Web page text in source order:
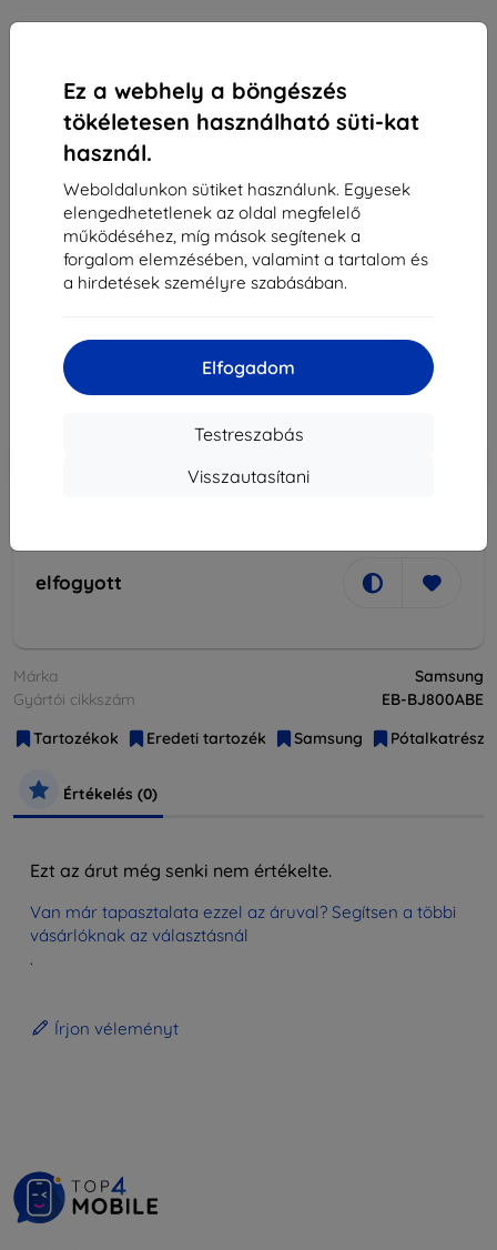
Ez a webhely a böngészés
tökéletesen használható süti-kat
használ.
Weboldalunkon sütiket használunk. Egyesek
elengedhetetlenek az oldal megfelelő
működéséhez, míg mások segítenek a
forgalom elemzésében, valamint a tartalom és
a hirdetések személyre szabásában.
Elfogadom
Testreszabás
Visszautasítani
Battery Samsung EB-BJ800ABE A6 2018 bulk 3000
mAh A600 (EB-BJ800ABE)
Alkalmas: Samsung Galaxy A6 2018
6 390 Ft
5 751 Ft
elfogyott
Márka
Samsung
Gyártói cikkszám
EB-BJ800ABE
Tartozékok
Eredeti tartozék Samsung
Értékelés (0)
Ezt az árut még senki nem értékelte.
Van már tapasztalata ezzel az áruval? Segítsen a többi
vásárlóknak az választásnál
.
Írjon véleményt